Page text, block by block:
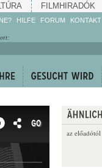
FILMHIRADÓK
HILFE
Machen Sie mit!
weiter!
FORUM KONTAKT
az előadótól
GO